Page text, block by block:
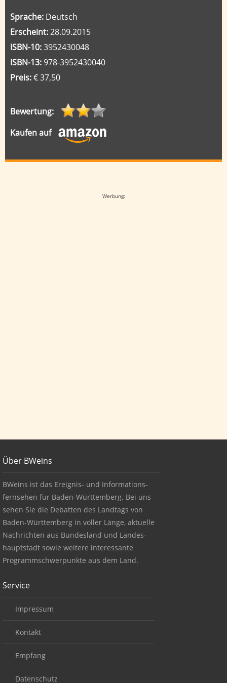
Sprache: Deutsch
Erscheint:28.09.2015
ISBN-10:3952430048
ISBN-13: 978-3952430040
Preis:€ 37,50
Bewertung:
Kaufen auf
Werbung:
About BWeins
Über BWeins
BWeins ist das Ereignis- und Informations-
fernsehen für Baden-Württemberg. Bei uns
sehen Sie die Debatten des Landtags von
Baden-Württemberg in voller Länge, aktuelle
Nachrichten aus Bundesland und Landes-
hauptstadt sowie weitere interessante
Programmschwerpunkte aus dem Land.
Service
Impressum
Kontakt
Empfang
Datenschutz